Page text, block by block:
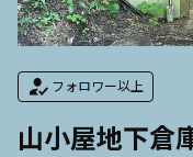
フォロワー以上
山小屋地下倉